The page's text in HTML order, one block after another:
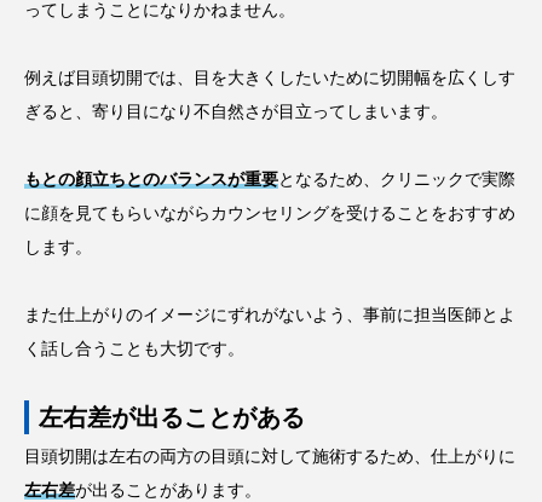
ってしまうことになりかねません。
例えば目頭切開では、目を大きくしたいために切開幅を広くしす
ぎると、寄り目になり不自然さが目立ってしまいます。
もとの顔立ちとのバランスが重要となるため、クリニックで実際
に顔を見てもらいながらカウンセリングを受けることをおすすめ
します。
また仕上がりのイメージにずれがないよう、事前に担当医師とよ
く話し合うことも大切です。
左右差が出ることがある
目頭切開は左右の両方の目頭に対して施術するため、仕上がりに
左右差が出ることがあります。